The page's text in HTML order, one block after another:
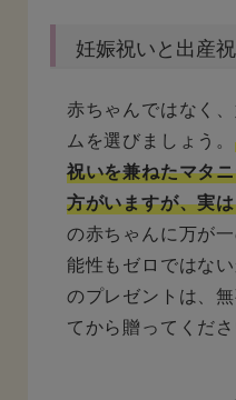
妊娠祝いと出産
赤ちゃんではなく
ムを選びましょう。
祝いを兼ねたマタ
方がいますが、実
の赤ちゃんに万が
能性もゼロではな
のプレゼントは、
てから贈ってくださ